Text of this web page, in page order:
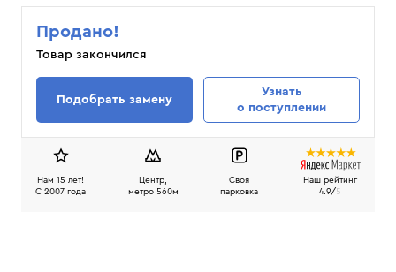
Продано!
Товар закончился
Подобрать замену
Узнать
о поступлении
Нам 15 лет!
C 2007 года
Центр,
метро 560м
Своя
парковка
Наш рейтинг
4.9/5